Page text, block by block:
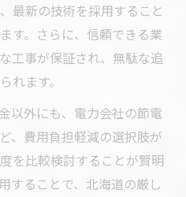
最新の技術を採用すること
す。さらに、信頼できる業
工事が保証され、無駄な追
れます。
以外にも、電力会社の節電
、費用負担軽減の選択肢が
を比較検討することが賢明
することで、北海道の厳し